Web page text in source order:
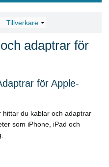
adaptrar för
för Apple-
hittar du kablar och adaptrar
som iPhone, iPad och